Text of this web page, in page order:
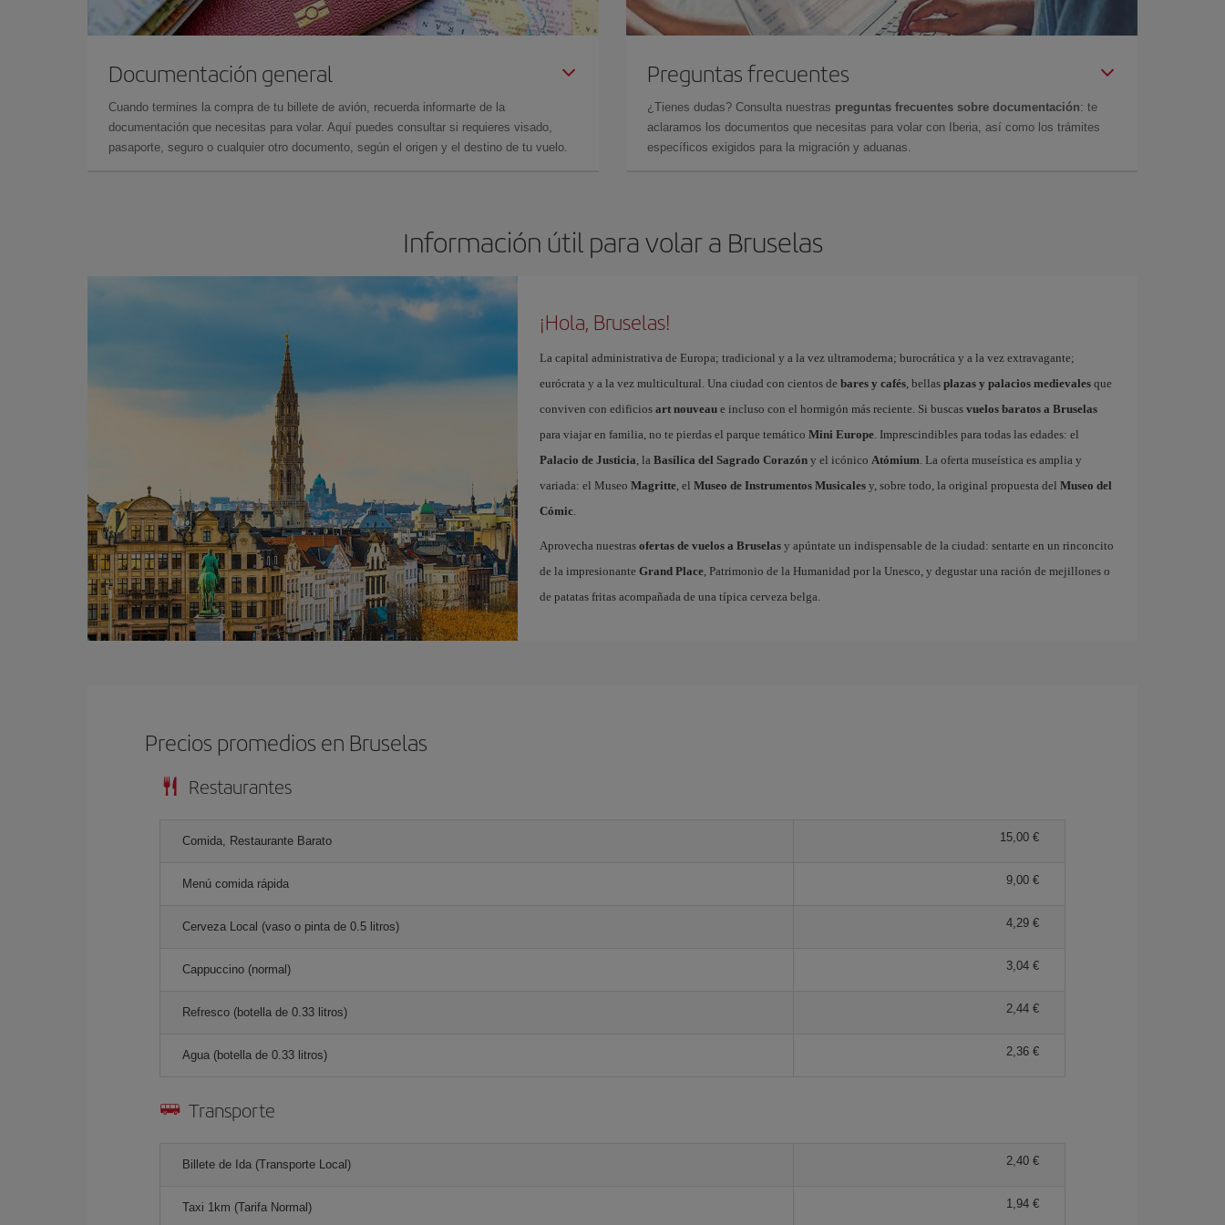
Documentación general
Cuando termines la compra de tu billete de avión, recuerda informarte de la
documentación que necesitas para volar. Aquí puedes consultar si requieres visado,
pasaporte, seguro o cualquier otro documento, según el origen y el destino de tu vuelo.
Preguntas frecuentes
¿Tienes dudas? Consulta nuestras preguntas frecuentes sobre documentación: te
aclaramos los documentos que necesitas para volar con Iberia, así como los trámites
específicos exigidos para la migración y aduanas.
Información útil para volar a Bruselas
¡Hola, Bruselas!
La capital administrativa de Europa; tradicional y a la vez ultramoderna; burocrática y a la vez extravagante;
eurócrata y a la vez multicultural. Una ciudad con cientos de bares y cafés, bellas plazas y palacios medievalesque
conviven con edificios art nouveaue incluso con el hormigón más reciente. Si buscas vuelos baratos a Bruselas
para viajar en familia, no te pierdas el parque temático Mini Europe. Imprescindibles para todas las edades: el
Palacio de Justicia, la Basílica del Sagrado Corazóny el icónico Atómium. La oferta museística es amplia y
variada: el Museo Magritte, el Museo de Instrumentos Musicalesy, sobre todo, la original propuesta del Museo del
Cómic.
Aprovecha nuestras ofertas de vuelos a Bruselasy apúntate un indispensable de la ciudad: sentarte en un rinconcito
de la impresionante Grand Place, Patrimonio de la Humanidad por la Unesco, y degustar una ración de mejillones o
de patatas fritas acompañada de una típica cerveza belga.
Precios promedios en Bruselas
Restaurantes
Comida, Restaurante Barato 15,00 €
Menú comida rápida 9,00 €
Cerveza Local (vaso o pinta de 0.5 litros) 4,29 €
Cappuccino (normal) 3,04 €
Refresco (botella de 0.33 litros) 2,44 €
Agua (botella de 0.33 litros) 2,36 €
Transporte
Billete de Ida (Transporte Local) 2,40 €
Taxi 1km (Tarifa Normal) 1,94 €